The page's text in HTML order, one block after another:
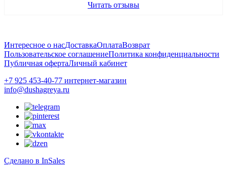
Читать отзывы
Интересное о насДоставкаОплатаВозврат
Пользовательское соглашениеПолитика конфиденциальности
Публичная офертаЛичный кабинет
+7 925 453-40-77 интернет-магазин
info@dushagreya.ru
Сделано в InSales